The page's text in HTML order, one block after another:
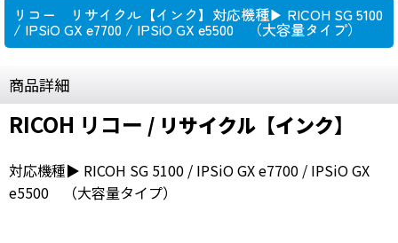
リコー リサイクル【インク】対応機種▶ RICOH SG 5100
/ IPSiO GX e7700 / IPSiO GX e5500 （大容量タイプ）
商品詳細
RICOH リコー / リサイクル【インク】
対応機種▶ RICOH SG 5100 / IPSiO GX e7700 / IPSiO GX
e5500 （大容量タイプ）